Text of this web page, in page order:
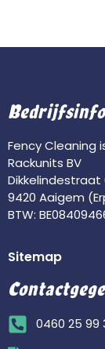
Fency Cleaning
Rackunits BV
Dikkelindestraat
9420 Aaigem
BTW:
Sitemap
0460 25 99